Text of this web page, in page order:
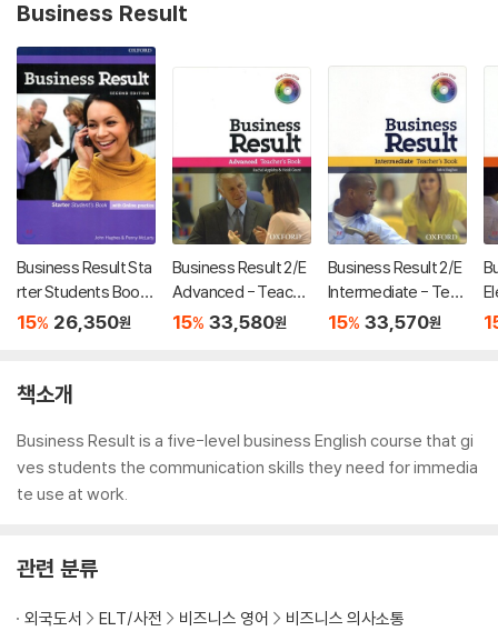
Business Result
Business Result Sta
rter Students Book
and Online Practice
15% 26,350원
Business Result 2/E
Advanced - Teache
r's Book & DVD Pack
15% 33,580원
Business Result 2/E
Intermediate - Teac
her's Book & DVD Pa
15% 33,570원
책소개
Business Result is a five-level business English course that gi
ves students the communication skills they need for immedia
te use at work.
관련 분류
외국도서 ELT/사전 비즈니스 영어 비즈니스 의사소통